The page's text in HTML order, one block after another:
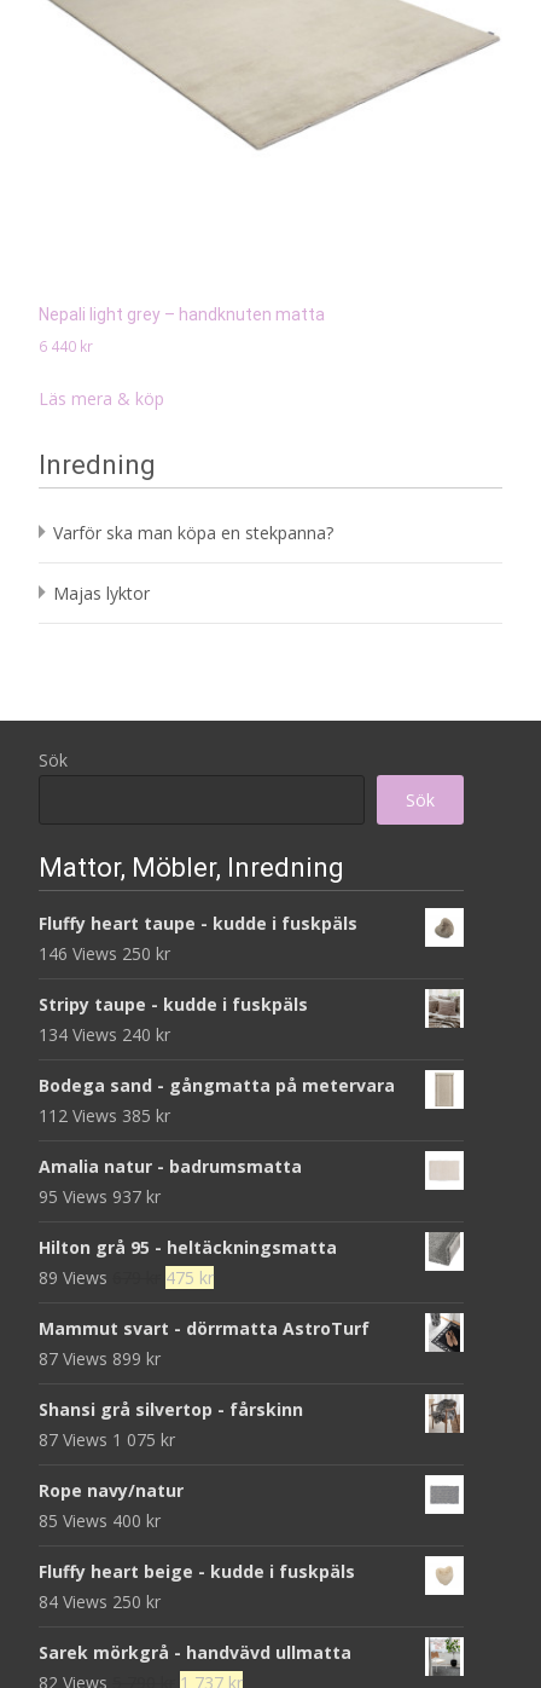
Nepali light grey – handknuten matta
6 440 kr
Läs mera & köp
Inredning
Varför ska man köpa en stekpanna?
Majas lyktor
Sök
Sök
Mattor, Möbler, Inredning
Fluffy heart taupe - kudde i fuskpäls
146 Views 250 kr
Stripy taupe - kudde i fuskpäls
134 Views 240 kr
Bodega sand - gångmatta på metervara
112 Views 385 kr
Amalia natur - badrumsmatta
95 Views 937 kr
Hilton grå 95 - heltäckningsmatta
89 Views
Det
priset
475 krDet
priset
475 kr.
Mammut svart - dörrmatta AstroTurf
87 Views 899 kr
Shansi grå silvertop - fårskinn
87 Views 1 075 kr
Rope navy/natur
85 Views 400 kr
Fluffy heart beige - kudde i fuskpäls
84 Views 250 kr
Sarek mörkgrå - handvävd ullmatta
82 Views
Det
1 737 krDet